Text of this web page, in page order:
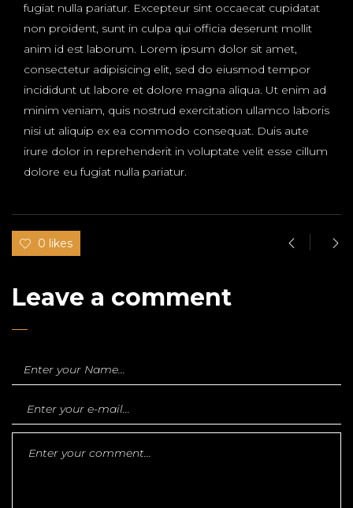
fugiat nulla pariatur. Excepteur sint occaecat cupidatat
non proident, sunt in culpa qui officia deserunt mollit
anim id est laborum. Lorem ipsum dolor sit amet,
consectetur adipisicing elit, sed do eiusmod tempor
incididunt ut labore et dolore magna aliqua. Ut enim ad
minim veniam, quis nostrud exercitation ullamco laboris
nisi ut aliquip ex ea commodo consequat. Duis aute
irure dolor in reprehenderit in voluptate velit esse cillum
dolore eu fugiat nulla pariatur.
0 likes
Leave a comment